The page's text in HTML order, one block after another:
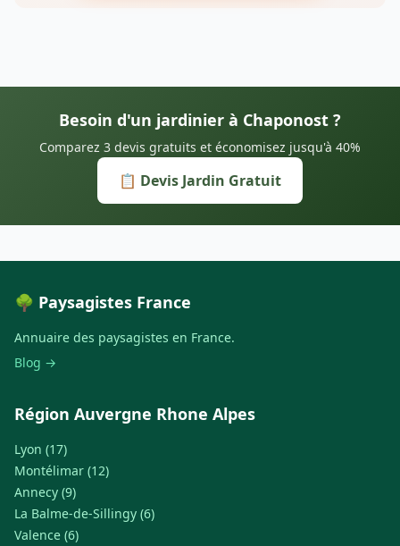
Besoin d'un jardinier à Chaponost ?
Comparez 3 devis gratuits et économisez jusqu'à 40%
📋 Devis Jardin Gratuit
🌳 Paysagistes France
Annuaire des paysagistes en France.
Blog →
Région Auvergne Rhone Alpes
Lyon (17)
Montélimar (12)
Annecy (9)
La Balme-de-Sillingy (6)
Valence (6)